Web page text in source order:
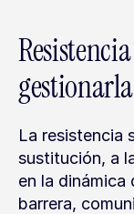
gestionarla
La resistencia
sustitución, a
en la dinámica
barrera,